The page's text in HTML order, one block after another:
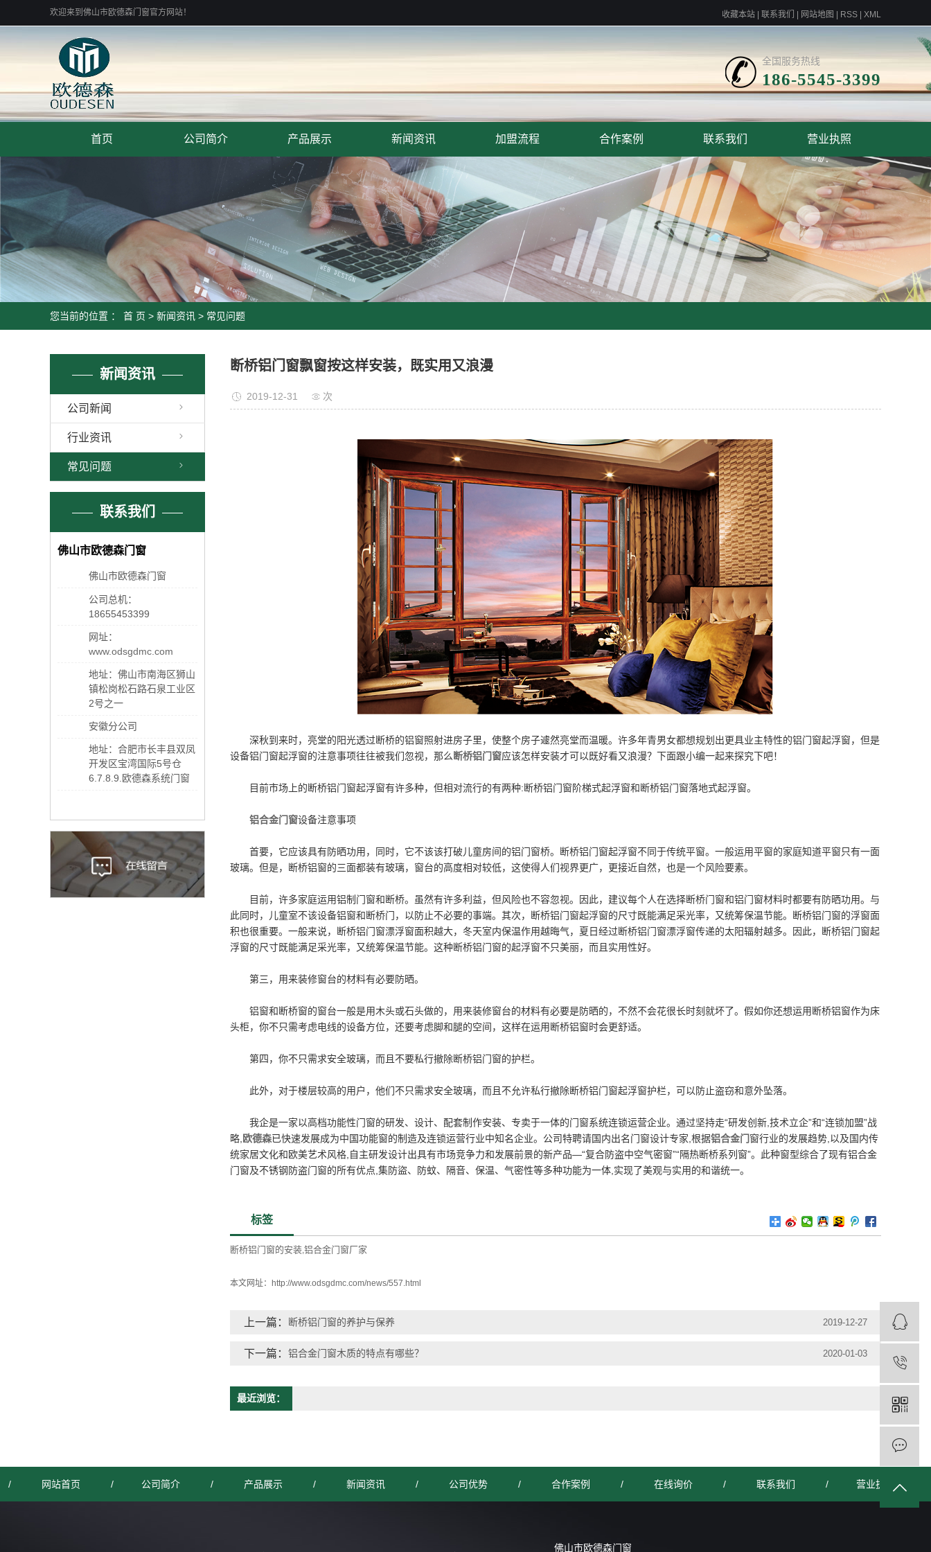
欢迎来到佛山市欧德森门窗官方网站！ 收藏本站 联系我们 网站地图 RSS XML
全国服务热线
186-5545-3399
首页 公司简介 产品展示 新闻资讯 加盟流程 合作案例 联系我们 营业执照
您当前的位置 ： 首 页 > 新闻资讯 > 常见问题
新闻资讯
公司新闻
行业资讯
常见问题
联系我们
佛山市欧德森门窗
佛山市欧德森门窗
公司总机：
18655453399
网址：
www.odsgdmc.com
地址：佛山市南海区狮山
镇松岗松石路石泉工业区
2号之一
安徽分公司
地址：合肥市长丰县双凤
开发区宝湾国际5号仓
6.7.8.9.欧德森系统门窗
断桥铝门窗飘窗按这样安装，既实用又浪漫
2019-12-31 次
深秋到来时，亮堂的阳光透过断桥的铝窗照射进房子里，使整个房子遽然亮堂而温暖。许多年青男女都想规划出更具业主特性的铝门窗起浮窗，但是
设备铝门窗起浮窗的注意事项往往被我们忽视，那么 断桥铝门窗应该怎样安装才可以既好看又浪漫？下面跟小编一起来探究下吧！
目前市场上的断桥铝门窗起浮窗有许多种，但相对流行的有两种:断桥铝门窗阶梯式起浮窗和断桥铝门窗落地式起浮窗。
铝合金门窗设备注意事项
首要，它应该具有防晒功用，同时，它不该该打破儿童房间的铝门窗桥。断桥铝门窗起浮窗不同于传统平窗。一般运用平窗的家庭知道平窗只有一面
玻璃。但是，断桥铝窗的三面都装有玻璃，窗台的高度相对较低，这使得人们视界更广，更接近自然，也是一个风险要素。
目前，许多家庭运用铝制门窗和断桥。虽然有许多利益，但风险也不容忽视。因此，建议每个人在选择断桥门窗和铝门窗材料时都要有防晒功用。与
此同时，儿童室不该设备铝窗和断桥门，以防止不必要的事端。其次，断桥铝门窗起浮窗的尺寸既能满足采光率，又统筹保温节能。断桥铝门窗的浮窗面
积也很重要。一般来说，断桥铝门窗漂浮窗面积越大，冬天室内保温作用越晦气，夏日经过断桥铝门窗漂浮窗传递的太阳辐射越多。因此，断桥铝门窗起
浮窗的尺寸既能满足采光率，又统筹保温节能。这种断桥铝门窗的起浮窗不只美丽，而且实用性好。
第三，用来装修窗台的材料有必要防晒。
铝窗和断桥窗的窗台一般是用木头或石头做的，用来装修窗台的材料有必要是防晒的，不然不会花很长时刻就坏了。假如你还想运用断桥铝窗作为床
头柜，你不只需考虑电线的设备方位，还要考虑脚和腿的空间，这样在运用断桥铝窗时会更舒适。
第四，你不只需求安全玻璃，而且不要私行撤除断桥铝门窗的护栏。
此外，对于楼层较高的用户，他们不只需求安全玻璃，而且不允许私行撤除断桥铝门窗起浮窗护栏，可以防止盗窃和意外坠落。
我企是一家以高档功能性门窗的研发、设计、配套制作安装、专卖于一体的门窗系统连锁运营企业。通过坚持走“研发创新,技术立企”和“连锁加盟”战
略, 欧德森已快速发展成为中国功能窗的制造及连锁运营行业中知名企业。公司特聘请国内出名门窗设计专家,根据铝合金门窗行业的发展趋势,以及国内传
统家居文化和欧美艺术风格,自主研发设计出具有市场竞争力和发展前景的新产品—“复合防盗中空气密窗”“隔热断桥系列窗”。此种窗型综合了现有铝合金
门窗及不锈钢防盗门窗的所有优点,集防盜、防蚊、隔音、保温、气密性等多种功能为一体,实现了美观与实用的和谐统一。
标签
断桥铝门窗的安装,铝合金门窗厂家
本文网址： http://www.odsgdmc.com/news/557.html
上一篇： 断桥铝门窗的养护与保养 2019-12-27
下一篇： 铝合金门窗木质的特点有哪些？ 2020-01-03
最近浏览：
/ 网站首页 / 公司简介 / 产品展示 / 新闻资讯 / 公司优势 / 合作案例 / 在线询价 / 联系我们 / 营业执照
佛山市欧德森门窗